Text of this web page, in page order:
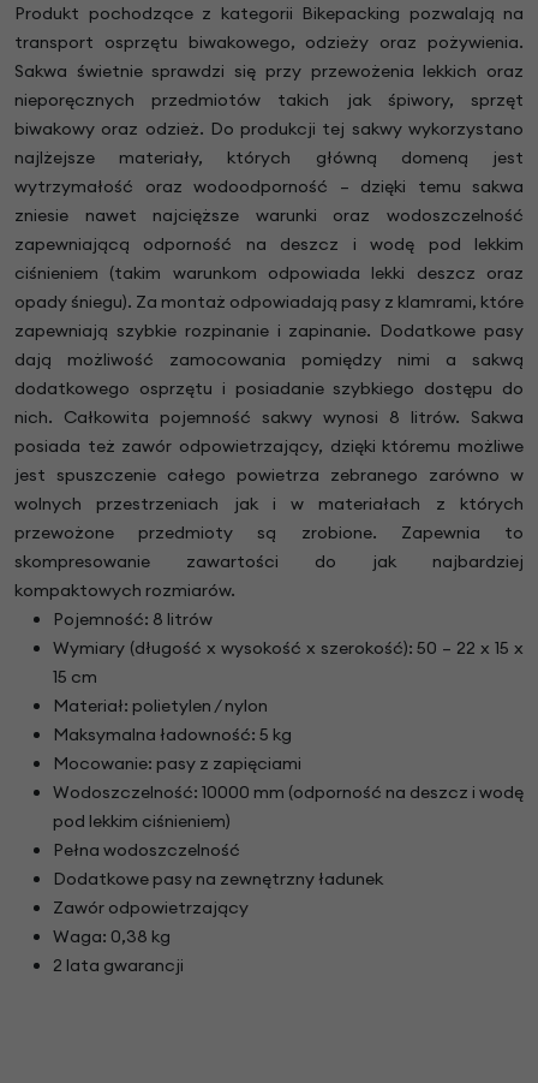
Produkt pochodzące z kategorii Bikepacking pozwalają na
transport osprzętu biwakowego, odzieży oraz pożywienia.
Sakwa świetnie sprawdzi się przy przewożenia lekkich oraz
nieporęcznych przedmiotów takich jak śpiwory, sprzęt
biwakowy oraz odzież. Do produkcji tej sakwy wykorzystano
najlżejsze materiały, których główną domeną jest
wytrzymałość oraz wodoodporność – dzięki temu sakwa
zniesie nawet najcięższe warunki oraz wodoszczelność
zapewniającą odporność na deszcz i wodę pod lekkim
ciśnieniem (takim warunkom odpowiada lekki deszcz oraz
opady śniegu). Za montaż odpowiadają pasy z klamrami, które
zapewniają szybkie rozpinanie i zapinanie. Dodatkowe pasy
dają możliwość zamocowania pomiędzy nimi a sakwą
dodatkowego osprzętu i posiadanie szybkiego dostępu do
nich. Całkowita pojemność sakwy wynosi 8 litrów. Sakwa
posiada też zawór odpowietrzający, dzięki któremu możliwe
jest spuszczenie całego powietrza zebranego zarówno w
wolnych przestrzeniach jak i w materiałach z których
przewożone przedmioty są zrobione. Zapewnia to
skompresowanie zawartości do jak najbardziej
kompaktowych rozmiarów.
Pojemność: 8 litrów
Wymiary (długość x wysokość x szerokość): 50 – 22 x 15 x
15 cm
Materiał: polietylen / nylon
Maksymalna ładowność: 5 kg
Mocowanie: pasy z zapięciami
Wodoszczelność: 10000 mm (odporność na deszcz i wodę
pod lekkim ciśnieniem)
Pełna wodoszczelność
Dodatkowe pasy na zewnętrzny ładunek
Zawór odpowietrzający
Waga: 0,38 kg
2 lata gwarancji